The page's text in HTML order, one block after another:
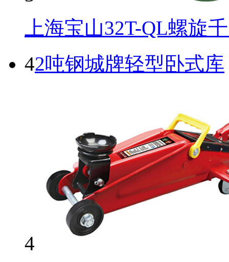
上海宝山32T-QL螺旋
42吨钢城牌轻型卧式库
4